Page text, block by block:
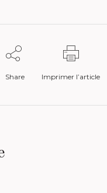
Share Imprimer l’article